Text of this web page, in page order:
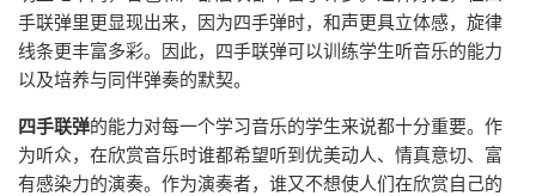
手联弹里更显现出来，因为四手弹时，和声更具立体感，旋律
线条更丰富多彩。因此，四手联弹可以训练学生听音乐的能力
以及培养与同伴弹奏的默契。
四手联弹的能力对每一个学习音乐的学生来说都十分重要。作
为听众，在欣赏音乐时谁都希望听到优美动人、情真意切、富
有感染力的演奏。作为演奏者，谁又不想使人们在欣赏自己的